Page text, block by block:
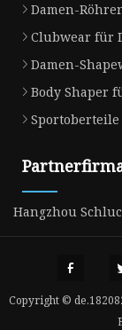
Damen-
Clubwear für
Damen-
Body Shaper
Hangzhou
Copyright ©